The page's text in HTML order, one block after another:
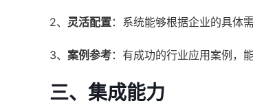
2、 灵活配置：系统能够根据企业的具体
3、 案例参考：有成功的行业应用案例，
三、集成能力